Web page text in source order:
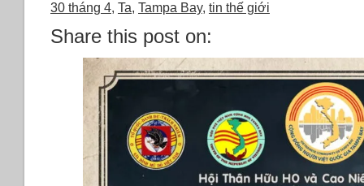
30 tháng 4, Ta, Tampa Bay, tin thế giới
Share this post on: